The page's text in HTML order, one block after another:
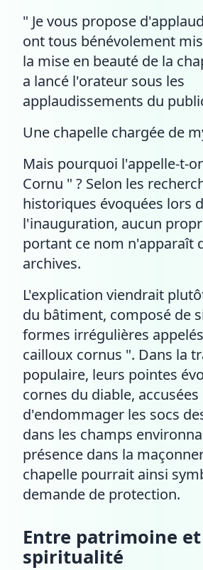
" Je vous propose
ont tous bénévolement
la mise en beauté de la
a lancé l'orateur sous les
applaudissements du
Une chapelle chargée de
Mais pourquoi l'appelle-t-
Cornu " ? Selon les
historiques évoquées lors
l'inauguration, aucun
portant ce nom n'apparaît
archives.
L'explication viendrait
du bâtiment, composé de
formes irrégulières
cailloux cornus ". Dans la
populaire, leurs pointes
cornes du diable, accusées
d'endommager les socs
dans les champs
présence dans la
chapelle pourrait ainsi
demande de protection.
Entre patrimoine et
spiritualité